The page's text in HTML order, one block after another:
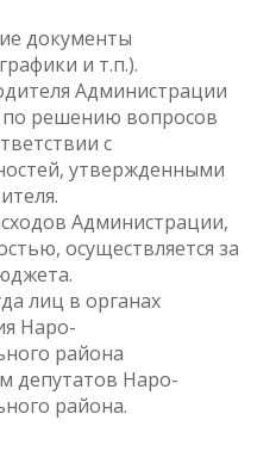
документы
и т.п.).
Администрации
решению вопросов
с
утвержденными
Администрации,
осуществляется за
лиц в органах
Наро-
района
депутатов Наро-
района.